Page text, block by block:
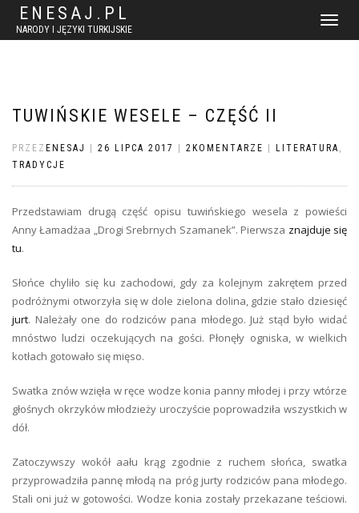
ENESAJ.PL
NARODY I JĘZYKI TURKIJSKIE
WŁĄCZ
TUWIŃSKIE WESELE – CZĘŚĆ II
PRZEZ ENESAJ 26 LIPCA 2017 2KOMENTARZE LITERATURA ,
TRADYCJE
Przedstawiam drugą część opisu tuwińskiego wesela z powieści
Anny Łamadżaa „Drogi Srebrnych Szamanek”. Pierwsza znajduje się
tu.
Słońce chyliło się ku zachodowi, gdy za kolejnym zakrętem przed
podróżnymi otworzyła się w dole zielona dolina, gdzie stało dziesięć
jurt. Należały one do rodziców pana młodego. Już stąd było widać
mnóstwo ludzi oczekujących na gości. Płonęły ogniska, w wielkich
kotłach gotowało się mięso.
Swatka znów wzięła w ręce wodze konia panny młodej i przy wtórze
głośnych okrzyków młodzieży uroczyście poprowadziła wszystkich w
dół.
Zatoczywszy wokół aału krąg zgodnie z ruchem słońca, swatka
przyprowadziła pannę młodą na próg jurty rodziców pana młodego.
Stali oni już w gotowości. Wodze konia zostały przekazane teściowi.